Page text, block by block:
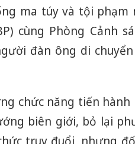
ma túy và tội phạm
cùng Phòng Cảnh
đàn ông di
chức năng tiến
biên giới, bỏ lại
truy đuổi, nhưng